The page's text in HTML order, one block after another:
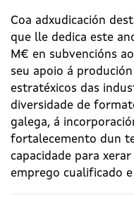
Coa adxudicación
que lle dedica este
M€ en subvencións
seu apoio á
estratéxicos das
diversidade de
galega, á
fortalecemento dun
capacidade para
emprego cualificado